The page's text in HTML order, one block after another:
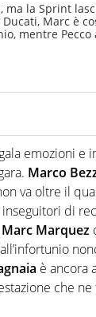
ma la Sprint
Marc è
mentre
redattore,
sito: racconta
altri
emozioni e
Marco
va oltre il
di
Marc Marquez
è ancora
che ne